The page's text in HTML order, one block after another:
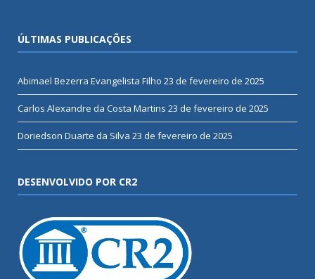
ÚLTIMAS PUBLICAÇÕES
Abimael Bezerra Evangelista Filho 23 de fevereiro de 2025
Carlos Alexandre da Costa Martins 23 de fevereiro de 2025
Doriedson Duarte da Silva 23 de fevereiro de 2025
DESENVOLVIDO POR CR2